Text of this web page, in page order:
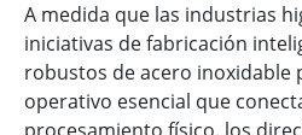
A medida que las industrias
iniciativas de fabricación
robustos de acero
operativo esencial que